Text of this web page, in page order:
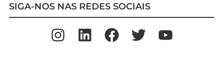
SIGA-NOS NAS REDES SOCIAIS